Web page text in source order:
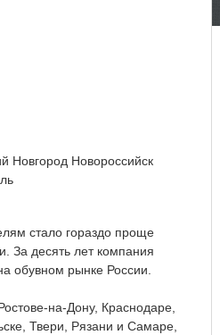
Новгород Новороссийск
стало гораздо проще
За десять лет компания
обувном рынке России.
на-Дону, Краснодаре,
Твери, Рязани и Самаре,